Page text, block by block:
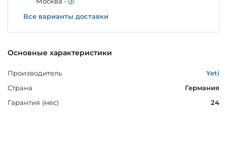
Основные характеристики
Производитель
Yeti
Страна
Германия
Гарантия (мес)
24
Все варианты доставки